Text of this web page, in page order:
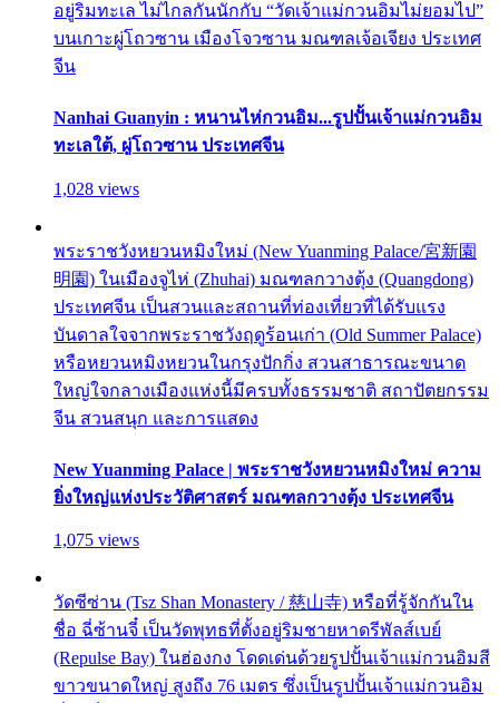
อยู่ริมทะเล ไม่ไกลกันนักกับ “วัดเจ้าแม่กวนอิมไม่ยอมไป”
บนเกาะผู่โถวซาน เมืองโจวซาน มณฑลเจ้อเจียง ประเทศ
จีน
Nanhai Guanyin : หนานไห่กวนอิม...รูปปั้นเจ้าแม่กวนอิม
ทะเลใต้, ผู่โถวซาน ประเทศจีน
1,028 views
พระราชวังหยวนหมิงใหม่ (New Yuanming Palace/宮新園
明園) ในเมืองจูไห่ (Zhuhai) มณฑลกวางตุ้ง (Quangdong)
ประเทศจีน เป็นสวนและสถานที่ท่องเที่ยวที่ได้รับแรง
บันดาลใจจากพระราชวังฤดูร้อนเก่า (Old Summer Palace)
หรือหยวนหมิงหยวนในกรุงปักกิ่ง สวนสาธารณะขนาด
ใหญ่ใจกลางเมืองแห่งนี้มีครบทั้งธรรมชาติ สถาปัตยกรรม
จีน สวนสนุก และการแสดง
New Yuanming Palace | พระราชวังหยวนหมิงใหม่ ความ
ยิ่งใหญ่แห่งประวัติศาสตร์ มณฑลกวางตุ้ง ประเทศจีน
1,075 views
วัดซีซ่าน (Tsz Shan Monastery / 慈山寺) หรือที่รู้จักกันใน
ชื่อ ฉี่ซ้านจี๋ เป็นวัดพุทธที่ตั้งอยู่ริมชายหาดรีพัลส์เบย์
(Repulse Bay) ในฮ่องกง โดดเด่นด้วยรูปปั้นเจ้าแม่กวนอิมสี
ขาวขนาดใหญ่ สูงถึง 76 เมตร ซึ่งเป็นรูปปั้นเจ้าแม่กวนอิม